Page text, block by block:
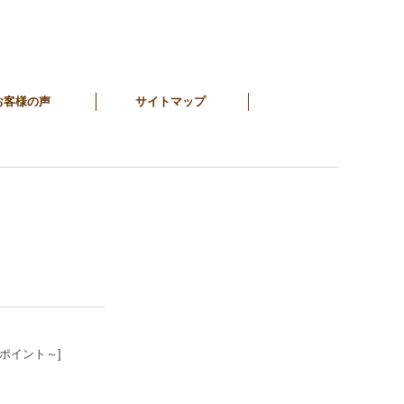
客様の声 サイトマップ
イント～]